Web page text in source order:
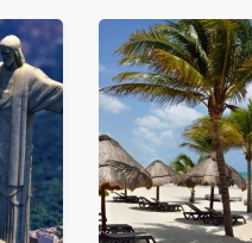
Дати от
ОТ3 738
911.21€)